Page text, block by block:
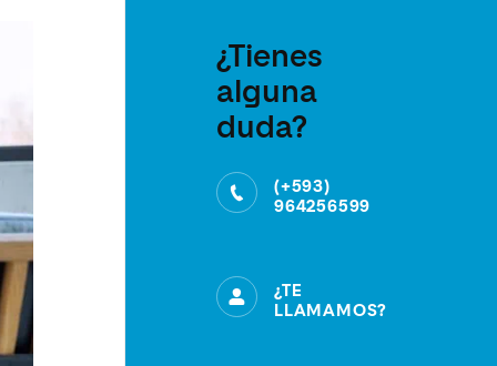
¿Tienes
alguna
duda?
(+593)
964256599
¿TE
LLAMAMOS?